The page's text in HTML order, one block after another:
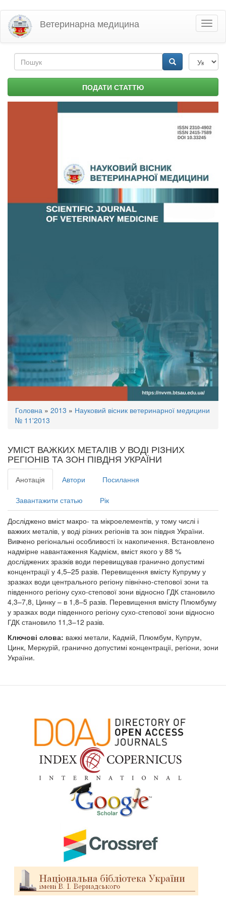
Перейти
основного
матеріалу
Ветеринарна медицина
Пошукова
форма ПОДАТИ СТАТТЮ
Ви
тут
Головна » 2013 » Науковий вісник ветеринарної медицини
№ 11'2013
УМІСТ ВАЖКИХ МЕТАЛІВ У ВОДІ РІЗНИХ
РЕГІОНІВ ТА ЗОН ПІВДНЯ УКРАЇНИ
Анотація Автори Посилання
Завантажити статью Рік
Досліджено вміст макро- та мікроелементів, у тому числі і
важких металів, у воді різних регіонів та зон півдня України.
Вивчено регіональні особливості їх накопичення. Встановлено
надмірне навантаження Кадмієм, вміст якого у 88 %
досліджених зразків води перевищував гранично допустимі
концентрації у 4,5–25 разів. Перевищення вмісту Купруму у
зразках води центрального регіону північно-степової зони та
південного регіону сухо-степової зони відносно ГДК становило
4,3–7,8, Цинку – в 1,8–5 разів. Перевищення вмісту Плюмбуму
у зразках води південного регіону сухо-степової зони відносно
ГДК становило 11,3–12 разів.
Ключові слова: важкі метали, Кадмій, Плюмбум, Купрум,
Цинк, Меркурій, гранично допустимі концентрації, регіони, зони
України.